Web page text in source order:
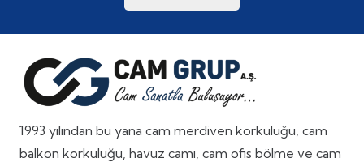
1993 yılından bu yana cam merdiven korkuluğu, cam
balkon korkuluğu, havuz camı, cam ofis bölme ve cam